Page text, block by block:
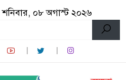
০৮ অগাস্ট ২০২৬